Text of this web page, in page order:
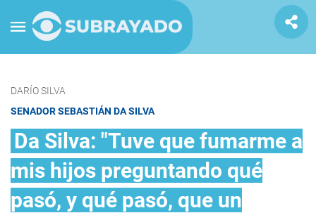
DARÍO SILVA
SENADOR SEBASTIÁN DA SILVA
Da Silva: "Tuve que fumarme a
mis hijos preguntando qué
pasó, y qué pasó, que un